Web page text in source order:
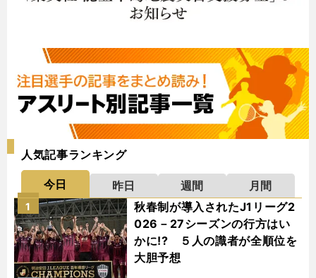
人気記事ランキング
今日 昨日 週間
月間
秋春制が導入されたJ1リーグ2
026－27シーズンの行方はい
かに!? ５人の識者が全順位を
大胆予想
1